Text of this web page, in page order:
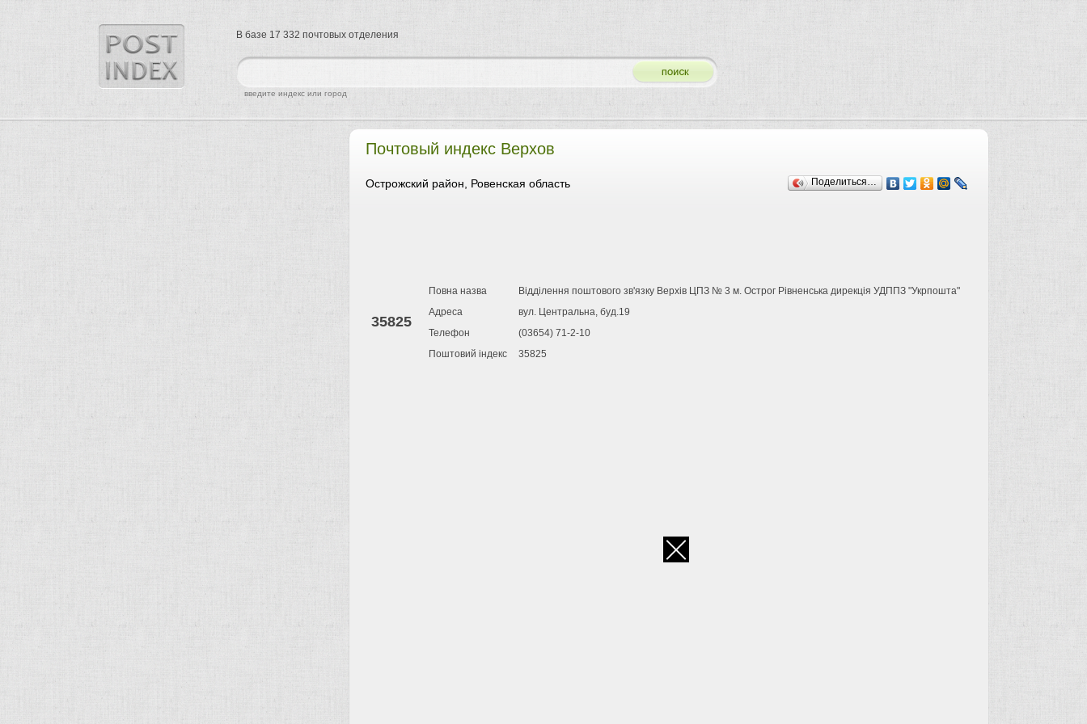
Почтовый индекс Верхов
Поделиться…
Острожский район, Ровенская область
35825
Повна назва
Відділення поштового зв'язку Верхів ЦПЗ № 3 м. Острог Рівненська дирекція УДППЗ "Укрпошта"
Адреса
вул. Центральна, буд.19
Телефон
(03654) 71-2-10
Поштовий індекс
35825
найти
введите индекс или город
В базе 17 332 почтовых отделения